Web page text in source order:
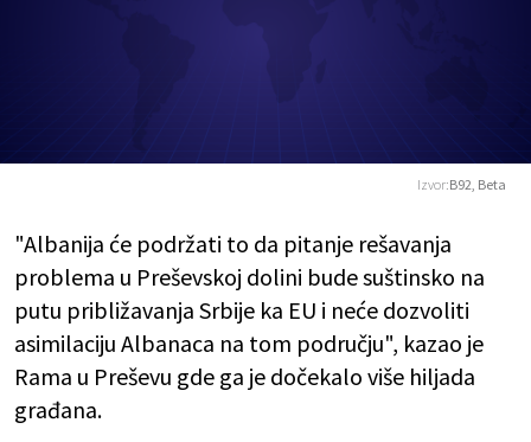
Izvor:B92, Beta
"Albanija će podržati to da pitanje rešavanja
problema u Preševskoj dolini bude suštinsko na
putu približavanja Srbije ka EU i neće dozvoliti
asimilaciju Albanaca na tom području", kazao je
Rama u Preševu gde ga je dočekalo više hiljada
građana.